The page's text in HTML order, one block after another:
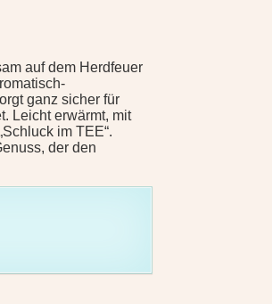
auf dem Herdfeuer
ganz sicher für
Leicht erwärmt, mit
im TEE“.
der den